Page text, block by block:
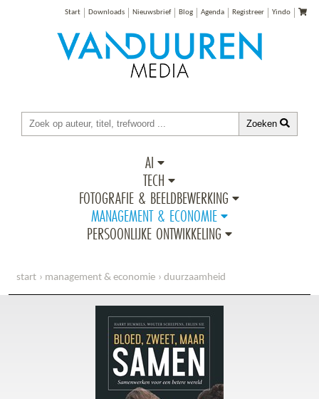
Start Downloads Nieuwsbrief Blog Agenda Registreer Yindo
Zoeken
AI
TECH
FOTOGRAFIE & BEELDBEWERKING
MANAGEMENT & ECONOMIE
PERSOONLIJKE ONTWIKKELING
start management & economie duurzaamheid